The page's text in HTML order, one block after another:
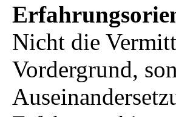
Nicht die
Vordergrund,